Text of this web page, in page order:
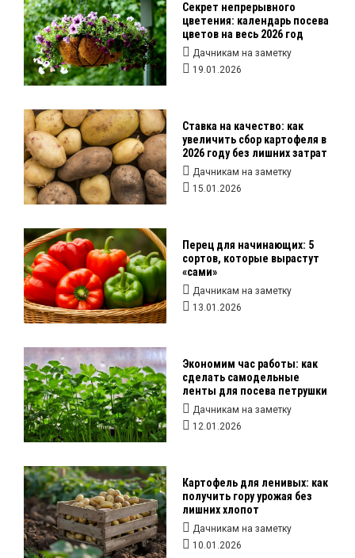
Секрет непрерывного
цветения: календарь посева
цветов на весь 2026 год
Дачникам на заметку
19.01.2026
Ставка на качество: как
увеличить сбор картофеля в
2026 году без лишних затрат
Дачникам на заметку
15.01.2026
Перец для начинающих: 5
сортов, которые вырастут
«сами»
Дачникам на заметку
13.01.2026
Экономим час работы: как
сделать самодельные
ленты для посева петрушки
Дачникам на заметку
12.01.2026
Картофель для ленивых: как
получить гору урожая без
лишних хлопот
Дачникам на заметку
10.01.2026